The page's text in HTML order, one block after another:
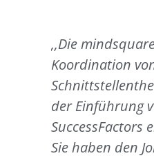
,,Die
Koordination
der Einführung
SuccessFactors
Sie haben den